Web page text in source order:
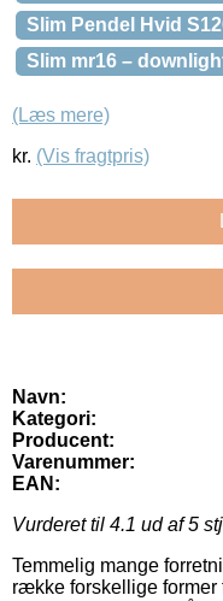
Slim Pendel Hvid
Slim mr16 –
(Læs mere)
kr. (Vis fragtpris)
Navn:
Kategori:
Producent:
Varenummer:
EAN:
Vurderet til 4.1 ud af 5
Temmelig mange
række forskellige former